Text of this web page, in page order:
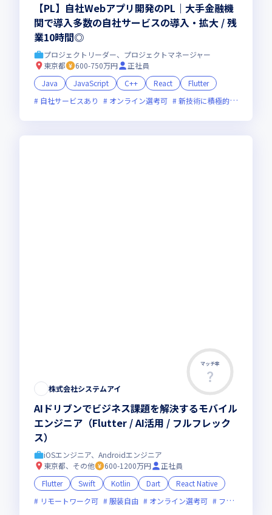
【PL】自社Webアプリ開発のPL｜大手金融機
関で導入多数の自社サービスの導入・拡大 / 残
業10時間◎
プロジェクトリーダー、プロジェクトマネージャー
東京都
600-750万円
正社員
Java
JavaScript C++ React
Flutter
自社サービスあり
オンライン選考可 新技術に積極的
マッチ率
株式会社システムアイ
AIドリブンでビジネス課題を解決するモバイル
エンジニア（Flutter / AI活用 / フルフレック
ス）
iOSエンジニア、Androidエンジニア
東京都、その他
600-1200万円
正社員
Flutter
Swift Kotlin Dart
React Native
リモートワーク可
服装自由 オンライン選考可 フレックス制度あり